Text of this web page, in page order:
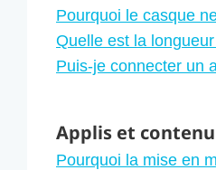
Pourquoi le casque
Quelle est la
Puis-je connecter un
Applis et contenu
Pourquoi la mise en